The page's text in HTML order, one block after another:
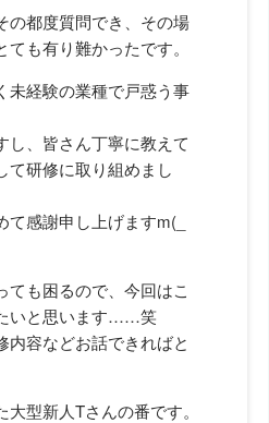
の都度質問でき、その場
も有り難かったです。
未経験の業種で戸惑う事
し、皆さん丁寧に教えて
て研修に取り組めまし
感謝申し上げますm(_
ても困るので、今回はこ
いと思います……笑
内容などお話できればと
型新人Tさんの番です。